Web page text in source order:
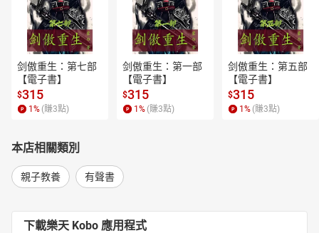
剑傲重生：第七部
【電子書】
$315
1 % (賺3點)
剑傲重生：第一部
【電子書】
$315
1 % (賺3點)
剑傲重生：第五部
【電子書】
$315
1 % (賺3點)
本店相關類別
親子教養 有聲書
下載樂天 Kobo 應用程式